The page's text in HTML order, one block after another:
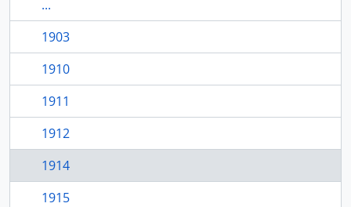
...
1903
1910
1911
1912
1914
1915